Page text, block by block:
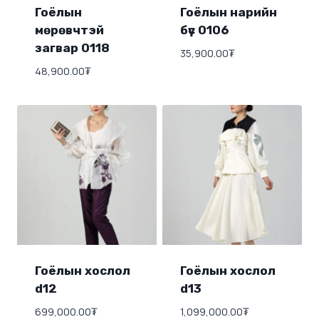
Гоёлын
мөрөвчтэй
загвар 0118
48,900.00₮
Гоёлын нарийн
бүс 0106
35,900.00₮
Гоёлын хослол
d12
699,000.00₮
Гоёлын хослол
d13
1,099,000.00₮